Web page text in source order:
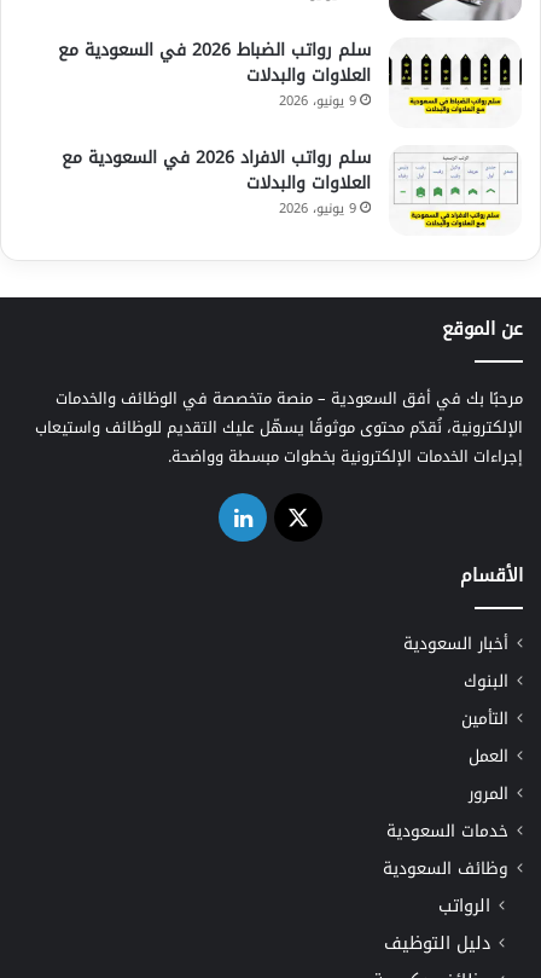
سلم رواتب الضباط 2026 في السعودية مع
العلاوات والبدلات
9 يونيو، 2026
سلم رواتب الافراد 2026 في السعودية مع
العلاوات والبدلات
9 يونيو، 2026
عن الموقع
مرحبًا بك في أفق السعودية – منصة متخصصة في الوظائف والخدمات
الإلكترونية، نُقدّم محتوى موثوقًا يسهّل عليك التقديم للوظائف واستيعاب
إجراءات الخدمات الإلكترونية بخطوات مبسطة وواضحة.
‫X لينكدإن
الأقسام
أخبار السعودية
البنوك
التأمين
العمل
المرور
خدمات السعودية
وظائف السعودية
الرواتب
دليل التوظيف